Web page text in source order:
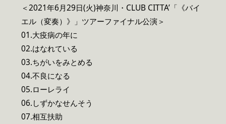
＜2021年6月29日(火)神奈川・CLUB CITTA’「《バイ
エル（変奏）》」ツアーファイナル公演＞
01.大疫病の年に
02.はなれている
03.ちがいをみとめる
04.不良になる
05.ローレライ
06.しずかなせんそう
07.相互扶助